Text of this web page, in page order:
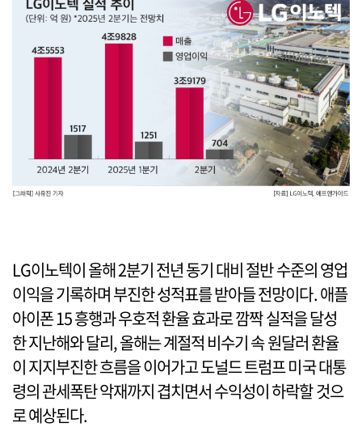
LG이노텍이 올해 2분기 전년 동기 대비 절반 수준의 영업
이익을 기록하며 부진한 성적표를 받아들 전망이다. 애플
아이폰 15 흥행과 우호적 환율 효과로 깜짝 실적을 달성
한 지난해와 달리, 올해는 계절적 비수기 속 원달러 환율
이 지지부진한 흐름을 이어가고 도널드 트럼프 미국 대통
령의 관세폭탄 악재까지 겹치면서 수익성이 하락할 것으
로 예상된다.